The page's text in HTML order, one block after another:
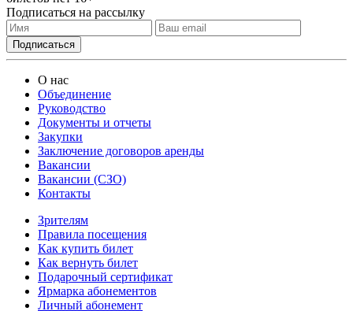
Подписаться на рассылку
О нас
Объединение
Руководство
Документы и отчеты
Закупки
Заключение договоров аренды
Вакансии
Вакансии (СЗО)
Контакты
Зрителям
Правила посещения
Как купить билет
Как вернуть билет
Подарочный сертификат
Ярмарка абонементов
Личный абонемент